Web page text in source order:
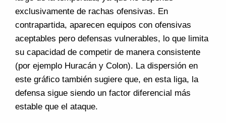
exclusivamente de rachas ofensivas. En
contrapartida, aparecen equipos con ofensivas
aceptables pero defensas vulnerables, lo que limita
su capacidad de competir de manera consistente
(por ejemplo Huracán y Colon). La dispersión en
este gráfico también sugiere que, en esta liga, la
defensa sigue siendo un factor diferencial más
estable que el ataque.